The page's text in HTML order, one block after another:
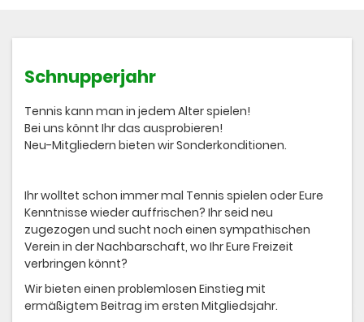
Schnupperjahr
Tennis kann man in jedem Alter spielen!
Bei uns könnt Ihr das ausprobieren!
Neu-Mitgliedern bieten wir Sonderkonditionen.
Ihr wolltet schon immer mal Tennis spielen oder Eure
Kenntnisse wieder auffrischen? Ihr seid neu
zugezogen und sucht noch einen sympathischen
Verein in der Nachbarschaft, wo Ihr Eure Freizeit
verbringen könnt?
Wir bieten einen problemlosen Einstieg mit
ermäßigtem Beitrag im ersten Mitgliedsjahr.